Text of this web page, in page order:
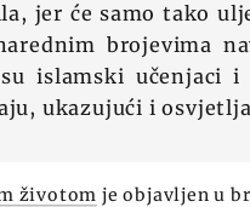
jer će samo tako
brojevima
islamski učenjaci
ukazujući i
životom je objavljen u